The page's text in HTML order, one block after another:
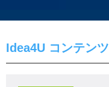
Idea4U コンテンツ